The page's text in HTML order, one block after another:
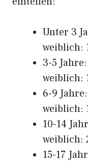
Unter 3
weiblich:
3-5
weiblich:
6-9
weiblich:
10-14
weiblich:
15-17